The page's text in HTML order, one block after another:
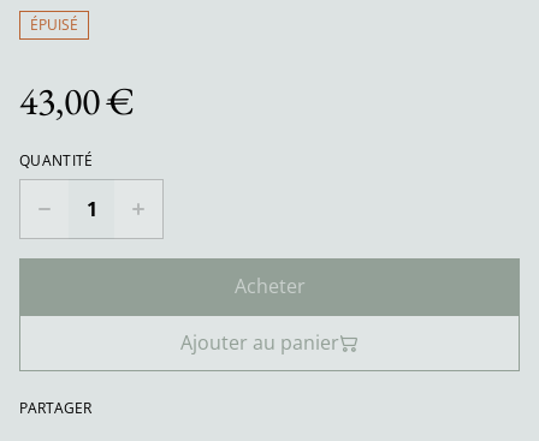
ÉPUISÉ
43,00 €
QUANTITÉ
Acheter
Ajouter au panier
PARTAGER